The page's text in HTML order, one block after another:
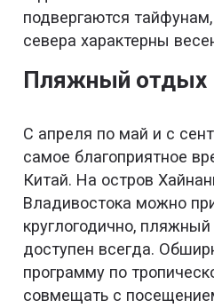
подвергаются
севера характерны
Пляжный отдых
С апреля по май и с
самое благоприятное
Китай. На остров
Владивостока можно
круглогодично,
доступен всегда.
программу по
совмещать с